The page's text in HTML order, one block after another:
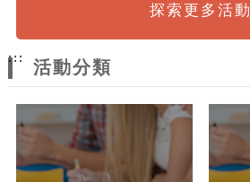
探索更多活動
:::
活動分類